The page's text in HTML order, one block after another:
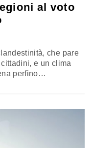
al voto
che pare
e un clima
perfino